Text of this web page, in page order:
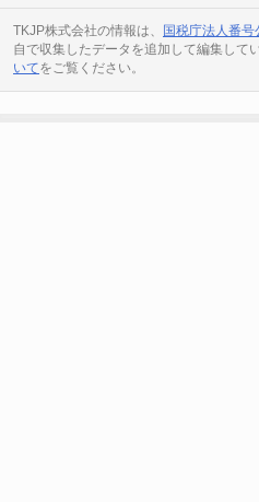
TKJP株式会社の情報は、 国税庁法人番号
自で収集したデータを追加して編集して
いてをご覧ください。